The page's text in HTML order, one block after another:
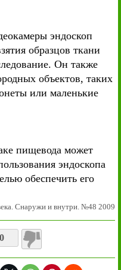
эндоскоп
образцов ткани
Он также
объектов, таких
или маленькие
пищевода может
эндоскопа
обеспечить его
Снаружи и внутри. №48 2009
0